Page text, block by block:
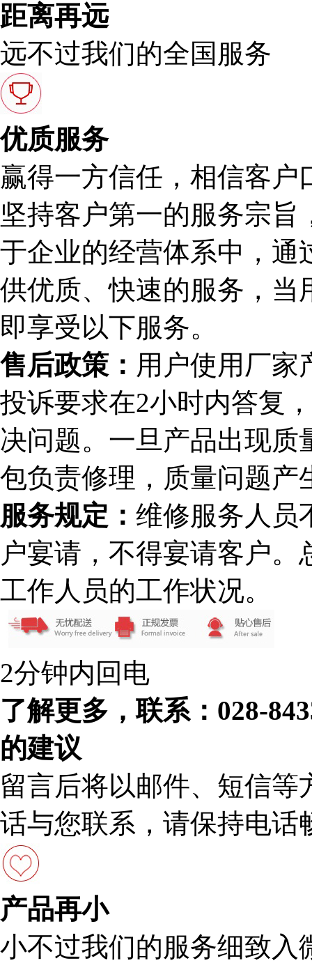
距离再远
远不过我们的全国服务
优质服务
赢得一方信任，相信客户
坚持客户第一的服务宗旨
于企业的经营体系中，通
供优质、快速的服务，当
即享受以下服务。
售后政策： 用户使用厂家
投诉要求在2小时内答复
决问题。一旦产品出现
包负责修理，质量问题产
服务规定： 维修服务人员
户宴请，不得宴请客户
工作人员的工作状况。
2分钟内回电
了解更多，联系：028-
的建议
留言后将以邮件、短信
话与您联系，请保持电话
产品再小
小不过我们的服务细致入